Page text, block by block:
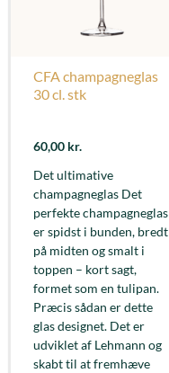
CFA champagneglas
30 cl. stk
60,00 kr.
Det ultimative
champagneglas Det
perfekte champagneglas
er spidst i bunden, bredt
på midten og smalt i
toppen – kort sagt,
formet som en tulipan.
Præcis sådan er dette
glas designet. Det er
udviklet af Lehmann og
skabt til at fremhæve